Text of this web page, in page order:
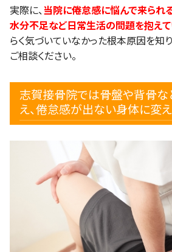
実際に、 当院に倦怠感に悩んで来られ
水分不足など日常生活の問題を抱えて
らく気づいていなかった根本原因を知
ご相談ください。
志賀接骨院では骨盤や背骨な
え、倦怠感が出ない身体に変